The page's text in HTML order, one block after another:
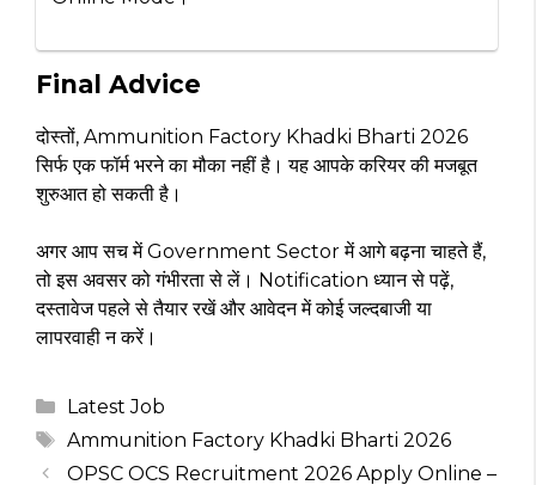
Final Advice
दोस्तों, Ammunition Factory Khadki Bharti 2026
सिर्फ एक फॉर्म भरने का मौका नहीं है। यह आपके करियर की मजबूत
शुरुआत हो सकती है।
अगर आप सच में Government Sector में आगे बढ़ना चाहते हैं,
तो इस अवसर को गंभीरता से लें। Notification ध्यान से पढ़ें,
दस्तावेज पहले से तैयार रखें और आवेदन में कोई जल्दबाजी या
लापरवाही न करें।
Categories
Latest Job
Tags
Ammunition Factory Khadki Bharti 2026
OPSC OCS Recruitment 2026 Apply Online –